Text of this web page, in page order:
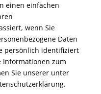
einen einfachen
wenn Sie
Daten
persönlich identifiziert
Informationen zum
Sie unserer unter